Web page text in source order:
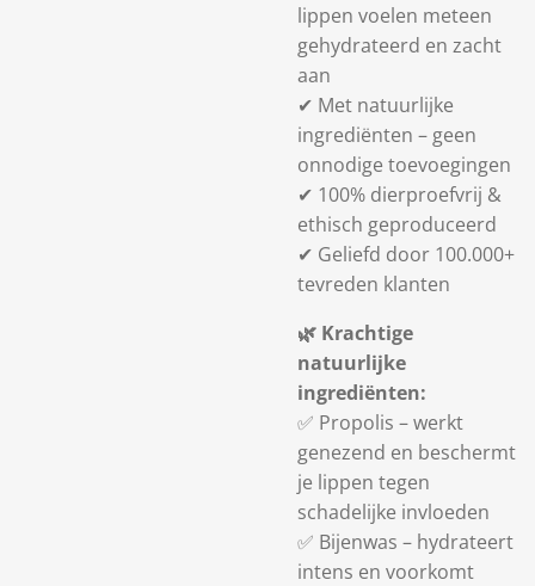
lippen voelen meteen
gehydrateerd en zacht
aan
✔ Met natuurlijke
ingrediënten – geen
onnodige toevoegingen
✔ 100% dierproefvrij &
ethisch geproduceerd
✔ Geliefd door 100.000+
tevreden klanten
🌿 Krachtige
natuurlijke
ingrediënten:
✅ Propolis – werkt
genezend en beschermt
je lippen tegen
schadelijke invloeden
✅ Bijenwas – hydrateert
intens en voorkomt